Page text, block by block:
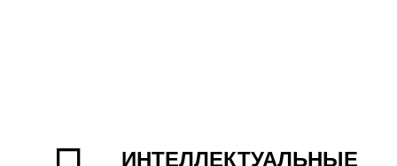
ИНТЕЛЛЕКТУАЛЬНЫЕ